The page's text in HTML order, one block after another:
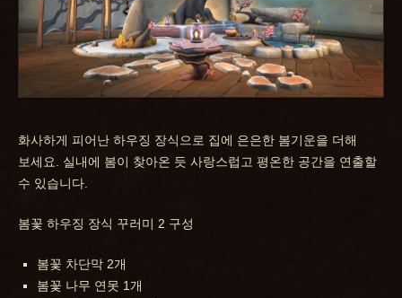
화사하게 피어난 하우징 장식으로 집에 은은한 봄기운을 더해
보세요. 실내에 봄이 찾아온 듯 사랑스럽고 평온한 공간을 연출할
수 있습니다.
봄꽃 하우징 장식 꾸러미 2 구성
봄꽃 차단막 2개
봄꽃 나무 연못 1개